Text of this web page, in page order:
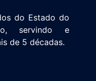
do Estado do
servindo e
de 5 décadas.